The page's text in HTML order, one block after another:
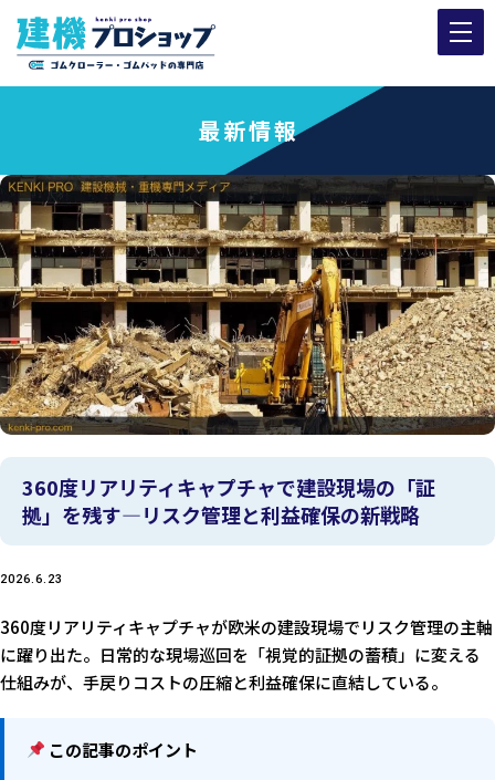
最新情報
360度リアリティキャプチャで建設現場の「証
拠」を残す—リスク管理と利益確保の新戦略
2026.6.23
360度リアリティキャプチャが欧米の建設現場でリスク管理の主軸
に躍り出た。日常的な現場巡回を「視覚的証拠の蓄積」に変える
仕組みが、手戻りコストの圧縮と利益確保に直結している。
この記事のポイント